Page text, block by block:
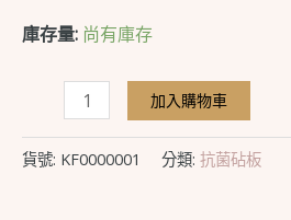
庫存量: 尚有庫存
加入購物車
貨號: KF0000001 分類: 抗菌砧板